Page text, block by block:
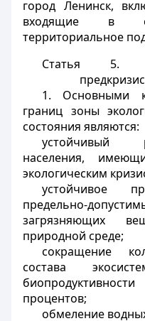
город Ленинск,
входящие в
территориальное
Статья 5.
1. Основными
границ зоны
состояния являются:
устойчивый
населения,
экологическим
устойчивое
предельно-
загрязняющих
природной среде;
сокращение
состава
процентов;
обмеление